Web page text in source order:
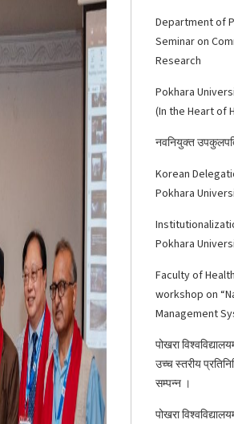
Department of
Seminar on
Research
Pokhara
(In the Heart of
नवनियुक्त उपकुलपति
Korean
Pokhara
Pokhara
Faculty of
workshop on
Management
पोखरा
उच्च स्तरीय
सम्पन्न ।
पोखरा